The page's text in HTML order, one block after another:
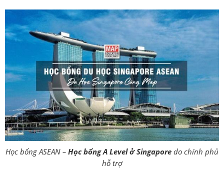
Học bổng ASEAN – Học bổng A Level ở Singapore do chính phủ
hỗ trợ